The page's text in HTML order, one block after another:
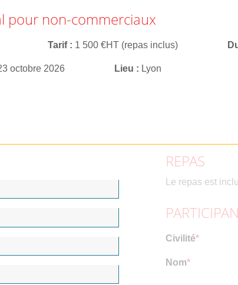
pour non-commerciaux
Tarif 1 500 €HT (repas inclus)
octobre 2026 Lieu Lyon
REPAS
Le repas est
Civilité
Nom